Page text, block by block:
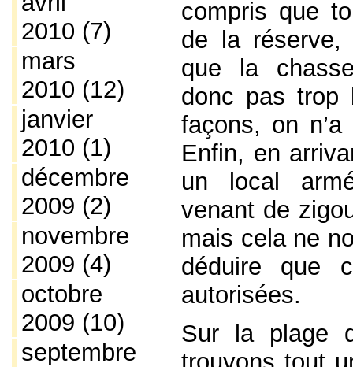
2010 (7)
mars
2010 (12)
janvier
2010 (1)
décembre
2009 (2)
novembre
2009 (4)
octobre
2009 (10)
septembre
compris que
de la réserve,
que la
donc pas trop
façons, on
Enfin, en
un local
venant de
mais cela ne
déduire que
autorisées.
Sur la plage